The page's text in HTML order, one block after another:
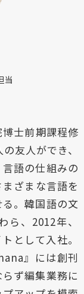
当
士前期課程修
友人ができ、
語の仕組みの
ざまな言語を
。韓国語の文
、2012年、
として入社。
』には創刊
ず編集業務に